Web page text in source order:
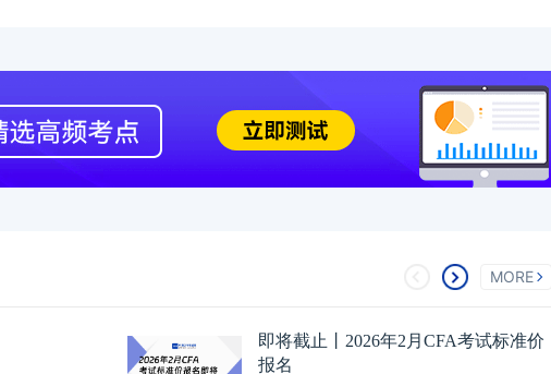
MORE
即将截止丨2026年2月CFA考试标准价
报名
）认证考试介绍 2023-11-17
2024年CFA报名时间汇总
CFA金融计算器使用说明
2024年全年CFA考试时间汇总